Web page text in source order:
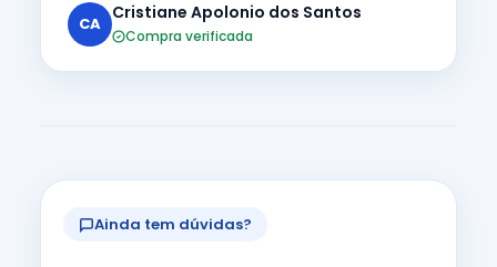
CA
Cristiane Apolonio dos Santos
Compra verificada
Ainda tem dúvidas?